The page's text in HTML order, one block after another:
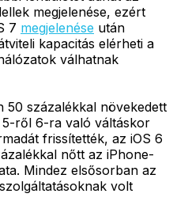
megjelenése, ezért
7 megjelenése után
kapacitás elérheti a
válhatnak
50 százalékkal növekedett
5-ről 6-ra való váltáskor
frissítették, az iOS 6
nőtt az iPhone-
Mindez elsősorban az
volt